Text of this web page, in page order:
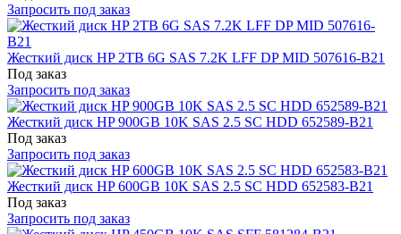
Запросить под заказ
Жесткий диск HP 2TB 6G SAS 7.2K LFF DP MID 507616-B21
Под заказ
Запросить под заказ
Жесткий диск HP 900GB 10K SAS 2.5 SC HDD 652589-B21
Под заказ
Запросить под заказ
Жесткий диск HP 600GB 10K SAS 2.5 SC HDD 652583-B21
Под заказ
Запросить под заказ